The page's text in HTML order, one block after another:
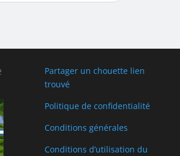
Partager un chouette lien
trouvé
Politique de confidentialité
Conditions générales
Conditions d’utilisation du